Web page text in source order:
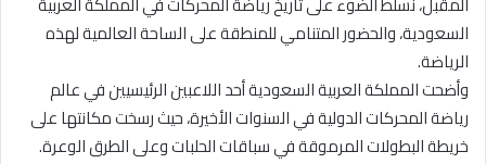
السعودية، والحضور المتنامي للمنطقة على الساحة العالمية لهذه
الرياضة.
وأضحت المملكة العربية السعودية أحد اللاعبين الرئيسيين في عالم
رياضة المحركات الدولية في السنوات الأخيرة، حيث رسخت مكانتها على
خريطة البطولات المرموقة في سباقات الحلبات وعلى الطرق الوعرة.